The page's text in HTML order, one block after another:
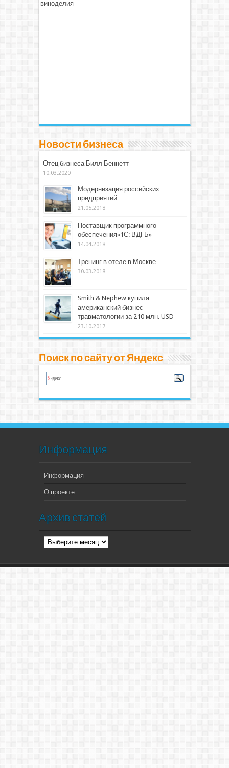
виноделия
Новости бизнеса
Отец бизнеса Билл Беннетт
10.03.2020
Модернизация российских
предприятий
21.05.2018
Поставщик программного
обеспечения»1С: ВДГБ»
14.04.2018
Тренинг в отеле в Москве
30.03.2018
Smith & Nephew купила
американский бизнес
травматологии за 210 млн. USD
23.10.2017
Поиск по сайту от Яндекс
Информация
Информация
О проекте
Архив статей
Архив
статей